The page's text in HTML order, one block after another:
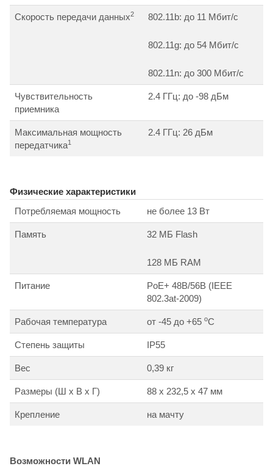
Скорость передачи данных2 802.11b: до 11 Мбит/с
802.11g: до 54 Мбит/с
802.11n: до 300 Мбит/c
Чувствительность
приемника
2.4 ГГц: до -98 дБм
Максимальная мощность
передатчика1
2.4 ГГц: 26 дБм
Физические характеристики
Потребляемая мощность
не более 13 Вт
Память 32 MБ Flash
128 MБ RAM
Питание
PoE+ 48В/56В (IEEE
802.3at-2009)
Рабочая температура от -45 до +65 оС
Степень защиты IP55
Вес 0,39 кг
Размеры (Ш x В x Г) 88 x 232,5 x 47 мм
Крепление на мачту
Возможности WLAN